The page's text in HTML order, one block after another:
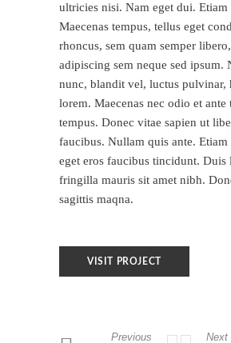
ultricies nisi. Nam eget dui. Etiam
Maecenas tempus, tellus eget
rhoncus, sem quam semper
adipiscing sem neque sed ipsum.
nunc, blandit vel, luctus pulvinar,
lorem. Maecenas nec odio et
tempus. Donec vitae sapien ut
faucibus. Nullam quis ante. Etiam
eget eros faucibus tincidunt. Duis
fringilla mauris sit amet nibh.
sagittis maqna.
VISIT PROJECT
Previous
Next